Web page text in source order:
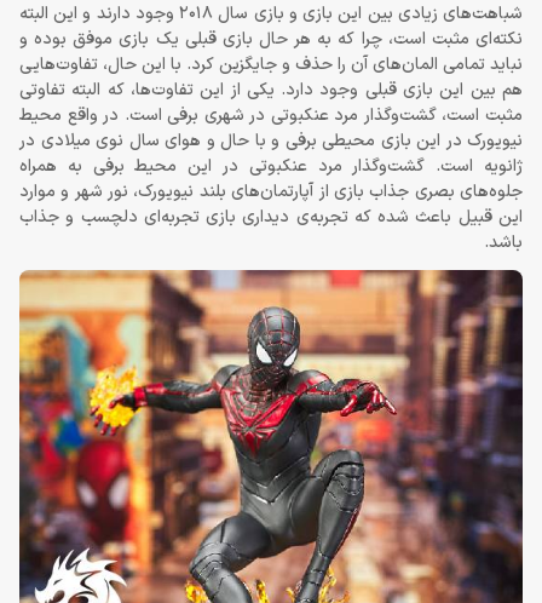
شباهت‌های زیادی بین این بازی و بازی سال 2018 وجود دارند و این البته
نکته‌ای مثبت است، چرا که به هر حال بازی قبلی یک بازی موفق بوده و
نباید تمامی المان‌های آن را حذف و جایگزین کرد. با این حال، تفاوت‌هایی
هم بین این بازی قبلی وجود دارد. یکی از این تفاوت‌ها، که البته تفاوتی
مثبت است، گشت‌وگذار مرد عنکبوتی در شهری برفی است. در واقع محیط
نیویورک در این بازی محیطی برفی و با حال و هوای سال نوی میلادی در
ژانویه است. گشت‌وگذار مرد عنکبوتی در این محیط برفی به همراه
جلوه‌های بصری جذاب بازی از آپارتمان‌های بلند نیویورک، نور شهر و موارد
این قبیل باعث شده که تجربه‌ی دیداری بازی تجربه‌ای دلچسب و جذاب
باشد.